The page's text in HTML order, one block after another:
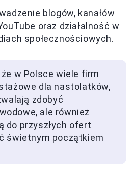
blogów, kanałów
oraz działalność w
społecznościowych.
w Polsce wiele firm
dla nastolatków,
zdobyć
ale również
do przyszłych ofert
świetnym początkiem